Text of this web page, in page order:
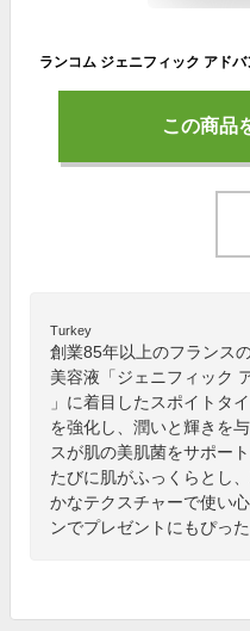
ランコム ジェニフィック アド
この商品
Turkey
創業85年以上のフランス
美容液「ジェニフィック
」に着目したスポイトタ
を強化し、潤いと輝きを
スが肌の美肌菌をサポー
たびに肌がふっくらとし
かなテクスチャーで使い
ンでプレゼントにもぴった